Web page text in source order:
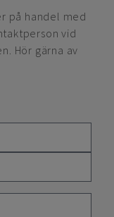
på handel med
vid
Hör gärna av